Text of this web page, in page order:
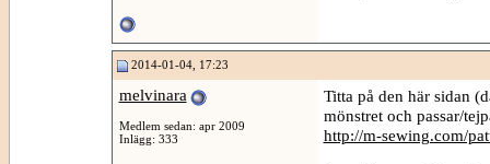
2014-01-04, 17:23
melvinara
Medlem sedan: apr 2009
Inlägg: 333
Titta på den här sidan
mönstret och passar/
http://m-sewing.com/